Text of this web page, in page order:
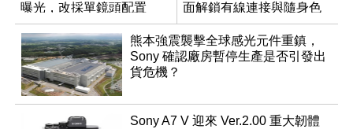
曝光，改採單鏡頭配置
面解鎖有線連接與隨身色
調編輯
熊本強震襲擊全球感光元件重鎮，
Sony 確認廠房暫停生產是否引發出
貨危機？
Sony A7 V 迎來 Ver.2.00 重大韌體